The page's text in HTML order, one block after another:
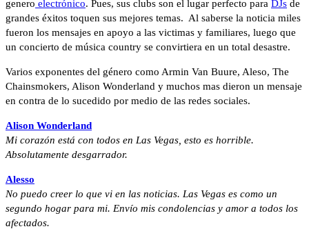
genero electrónico. Pues, sus clubs son el lugar perfecto para DJs de
grandes éxitos toquen sus mejores temas. Al saberse la noticia miles
fueron los mensajes en apoyo a las victimas y familiares, luego que
un concierto de música country se convirtiera en un total desastre.
Varios exponentes del género como Armin Van Buure, Aleso, The
Chainsmokers, Alison Wonderland y muchos mas dieron un mensaje
en contra de lo sucedido por medio de las redes sociales.
Alison Wonderland
Mi corazón está con todos en Las Vegas, esto es horrible.
Absolutamente desgarrador.
Alesso
No puedo creer lo que vi en las noticias. Las Vegas es como un
segundo hogar para mi. Envío mis condolencias y amor a todos los
afectados.